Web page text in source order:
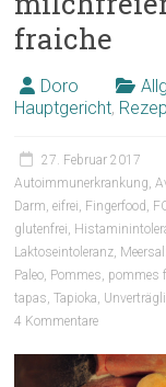
fraiche
Doro
Hauptgericht,
27. Februar 2017
Autoimmunerkrankung,
Darm,eifrei, Fingerfood ,
glutenfrei,
Laktoseintoleranz,
Paleo, Pommes, pommes
tapas,Tapioka,
4 Kommentare